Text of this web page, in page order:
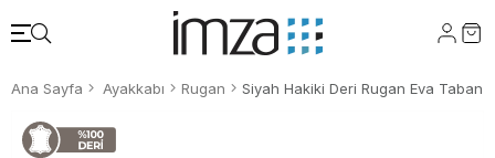
Ana Sayfa Ayakkabı Rugan